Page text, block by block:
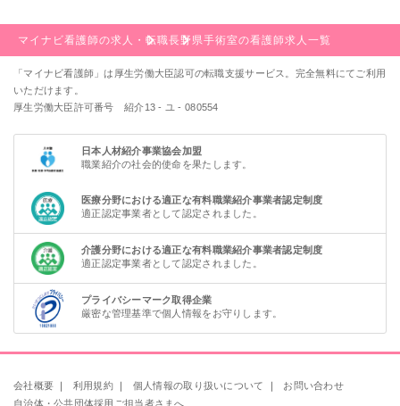
マイナビ看護師の求人・転職長野県手術室の看護師求人一覧
「マイナビ看護師」は厚生労働大臣認可の転職支援サービス。完全無料にてご利用
いただけます。
厚生労働大臣許可番号 紹介13 - ユ - 080554
日本人材紹介事業協会加盟
職業紹介の社会的使命を果たします。
医療分野における適正な有料職業紹介事業者認定制度
適正認定事業者として認定されました。
介護分野における適正な有料職業紹介事業者認定制度
適正認定事業者として認定されました。
プライバシーマーク取得企業
厳密な管理基準で個人情報をお守りします。
会社概要 ｜ 利用規約 ｜ 個人情報の取り扱いについて ｜
お問い合わせ
自治体・公共団体採用ご担当者さまへ